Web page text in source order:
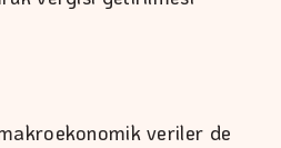
veriler de